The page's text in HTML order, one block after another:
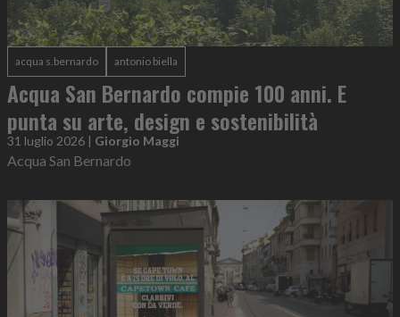
acqua s.bernardo antonio biella
Acqua San Bernardo compie 100 anni. E
punta su arte, design e sostenibilità
31 luglio 2026 | Giorgio Maggi
Acqua San Bernardo